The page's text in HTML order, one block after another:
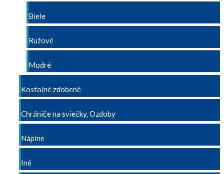
Biele
Ružové
Modré
Kostolné zdobené
Chrániče na sviečky, Ozdoby
Náplne
Iné